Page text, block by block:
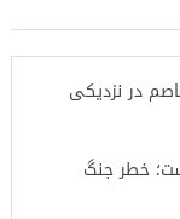
در نزدیکی
خطر جنگ